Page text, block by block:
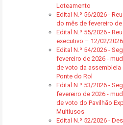
Loteamento
Edital N.º 56/2026 -
do mês de fevereiro
Edital N.º 55/2026 -
executivo – 12/02/2026
Edital N.º 54/2026 -
fevereiro de 2026 -
de voto da
Ponte do Rol
Edital N.º 53/2026 -
fevereiro de 2026 -
de voto do Pavilhão
Multiusos
Edital N.º 52/2026 -